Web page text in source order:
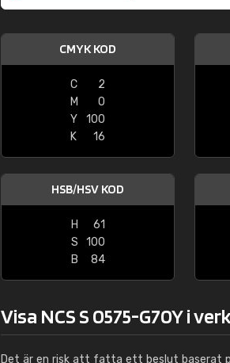
CMYK KOD
C
2
M
0
Y
100
K
16
HSB/HSV KOD
H
61
S
100
B
84
Visa NCS S 0575-G70Y i
Det är en risk att fatta ett beslut baserat